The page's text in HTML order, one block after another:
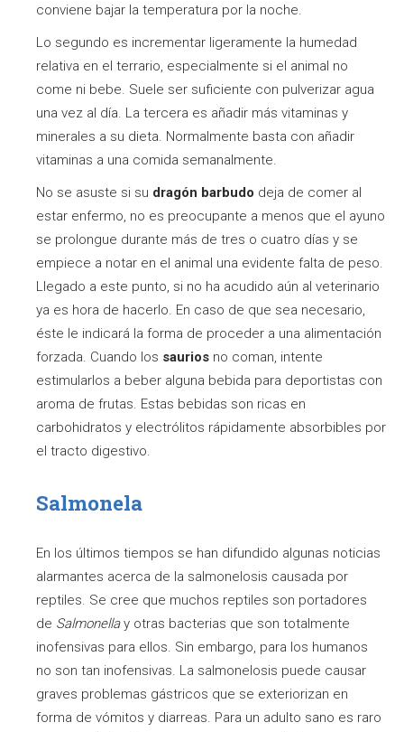
conviene bajar la temperatura por la noche.
Lo segundo es incrementar ligeramente la humedad
relativa en el terrario, especialmente si el animal no
come ni bebe. Suele ser suficiente con pulverizar agua
una vez al día. La tercera es añadir más vitaminas y
minerales a su dieta. Normalmente basta con añadir
vitaminas a una comida semanalmente.
No se asuste si su dragón barbudo deja de comer al
estar enfermo, no es preocupante a menos que el ayuno
se prolongue durante más de tres o cuatro días y se
empiece a notar en el animal una evidente falta de peso.
Llegado a este punto, si no ha acudido aún al veterinario
ya es hora de hacerlo. En caso de que sea necesario,
éste le indicará la forma de proceder a una alimentación
forzada. Cuando los saurios no coman, intente
estimularlos a beber alguna bebida para deportistas con
aroma de frutas. Estas bebidas son ricas en
carbohidratos y electrólitos rápidamente absorbibles por
el tracto digestivo.
Salmonela
En los últimos tiempos se han difundido algunas noticias
alarmantes acerca de la salmonelosis causada por
reptiles. Se cree que muchos reptiles son portadores
de Salmonellay otras bacterias que son totalmente
inofensivas para ellos. Sin embargo, para los humanos
no son tan inofensivas. La salmonelosis puede causar
graves problemas gástricos que se exteriorizan en
forma de vómitos y diarreas. Para un adulto sano es raro